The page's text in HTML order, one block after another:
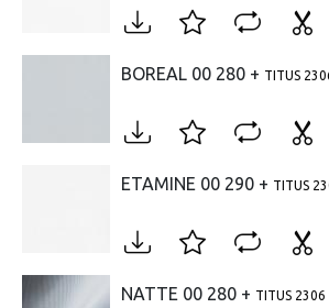
BOREAL 00 280 + TITUS
ETAMINE 00 290 + TITUS
NATTE 00 280 + TITUS 2306